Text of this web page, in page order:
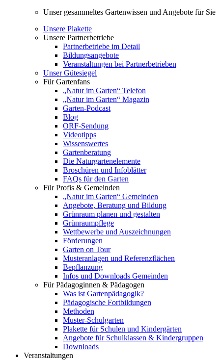
Unser gesammeltes Gartenwissen und Angebote für Sie
Unsere Plakette
Unsere Partnerbetriebe
Partnerbetriebe im Detail
Bildungsangebote
Veranstaltungen bei Partnerbetrieben
Unser Gütesiegel
Für Gartenfans
„Natur im Garten“ Telefon
„Natur im Garten“ Magazin
Garten-Podcast
Blog
ORF-Sendung
Videotipps
Wissenswertes
Gartenberatung
Die Naturgartenelemente
Broschüren und Infoblätter
FAQs für den Garten
Für Profis & Gemeinden
„Natur im Garten“ Gemeinden
Angebote, Beratung und Bildung
Grünraum planen und gestalten
Grünraumpflege
Wettbewerbe und Auszeichnungen
Förderungen
Garten on Tour
Musteranlagen und Referenzflächen
Bepflanzung
Infos und Downloads Gemeinden
Für Pädagoginnen & Pädagogen
Was ist Gartenpädagogik?
Pädagogische Fortbildungen
Methoden
Muster-Schulgarten
Plakette für Schulen und Kindergärten
Angebote für Schulklassen & Kindergruppen
Downloads
Veranstaltungen